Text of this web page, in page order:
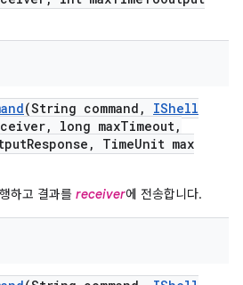
(String command ,
IShell
, long maxTimeout,
Response , TimeUnit max
하고 결과를 receiver에 전송합니다.